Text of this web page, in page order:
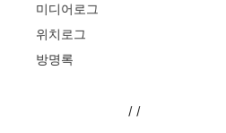
미디어로그
위치로그
방명록
/ /